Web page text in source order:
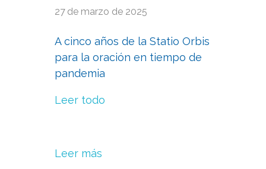
27 de marzo de 2025
A cinco años de la Statio Orbis
para la oración en tiempo de
pandemia
Leer todo
Leer más